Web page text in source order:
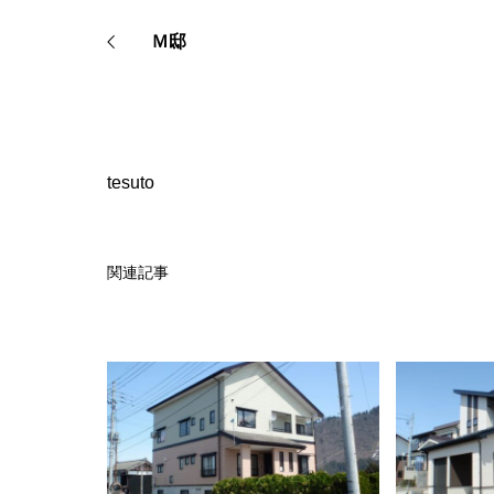
Ｍ邸
tesuto
関連記事